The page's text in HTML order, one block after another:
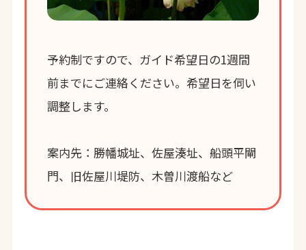
予約制ですので、ガイド希望日の1週間
前までにご連絡ください。希望日を伺い
調整します。
案内先：勝幡城址、佐屋湊址、船頭平閘
門、旧佐屋川堤防、木曽川渡船など